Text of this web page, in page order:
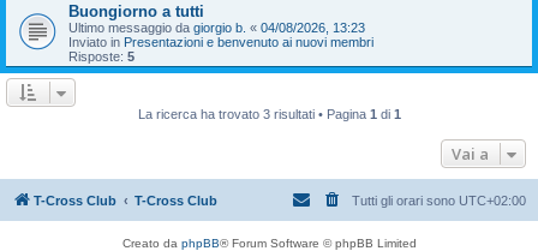
Buongiorno a tutti
Ultimo messaggio da giorgio b. « 04/08/2026, 13:23
Inviato in Presentazioni e benvenuto ai nuovi membri
Risposte: 5
La ricerca ha trovato 3 risultati • Pagina 1 di 1
Vai a
T-Cross Club T-Cross Club Tutti gli orari sono UTC+02:00
Creato da phpBB® Forum Software © phpBB Limited